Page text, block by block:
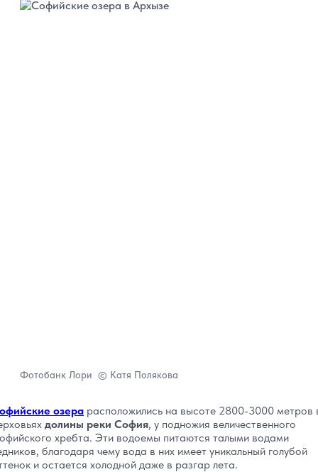
Фотобанк Лори © Катя Полякова
озера расположились на высоте 2800-3000 метров
долины реки София, у подножия величественного
хребта. Эти водоемы питаются талыми водами
благодаря чему вода в них имеет уникальный голубой
и остается холодной даже в разгар лета.